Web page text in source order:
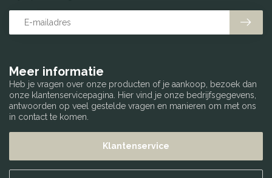
Meer informatie
Heb je vragen over onze producten of je aankoop, bezoek dan
onze klantenservicepagina. Hier vind je onze bedrijfsgegevens,
antwoorden op veel gestelde vragen en manieren om met ons
in contact te komen.
Klantenservice